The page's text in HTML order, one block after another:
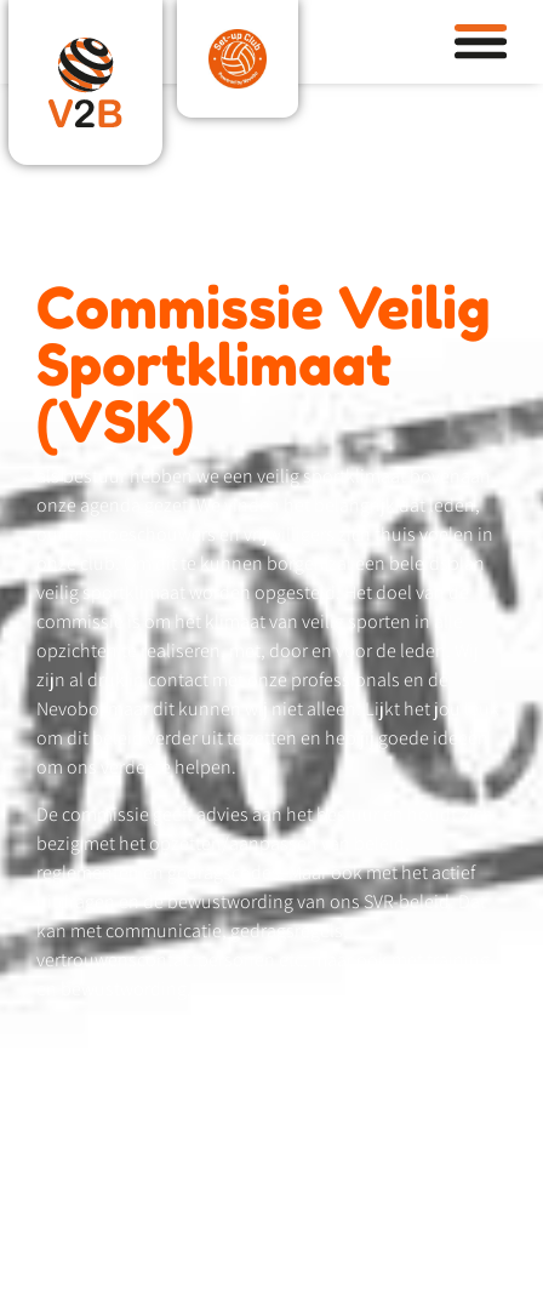
Commissie Veilig
Sportklimaat
(VSK)
als bestuur hebben we een veilig sportklimaat bovenaan
onze agenda gezet. We vinden het belangrijk dat leden,
ouders, toeschouwers en vrijwilligers zich thuis voelen in
onze club. Om dit te kunnen borgen zal een beleidsplan
veilig sportklimaat worden opgesteld. Het doel van de
commissie is om het klimaat van veilig sporten in alle
opzichten te realiseren, met, door en voor de leden. Wij
zijn al druk in contact met onze professionals en de
Nevobo, maar dit kunnen wij niet alleen. Lijkt het jou leuk
om dit beleid verder uit te zetten en heb jij goede ideeën
om ons verder te helpen.
De commissie geeft advies aan het bestuur en houdt zich
bezig met het opzetten/aanpassen van beleid,
reglementen en gedragscodes. Maar ook met het actief
uitdragen en de bewustwording van ons SVR-beleid. Dat
kan met communicatie, gedragsregels,
vertrouwenscontactpersonen etc, maar ook met training